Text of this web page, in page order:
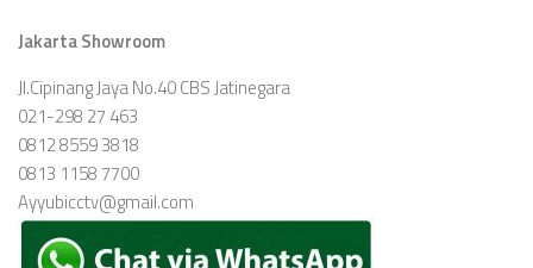
Jakarta Showroom
Jl.Cipinang Jaya No.40 CBS Jatinegara
021-298 27 463
0812 8559 3818
0813 1158 7700
Ayyubicctv@gmail.com